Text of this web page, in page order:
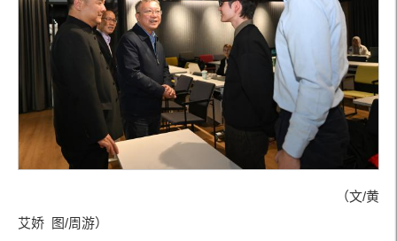
（文/黄
艾娇 图/周游）